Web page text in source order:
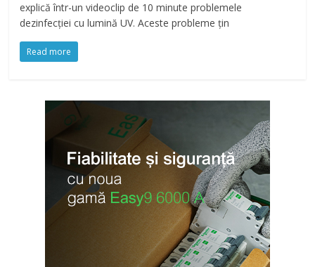
explică într-un videoclip de 10 minute problemele
dezinfecției cu lumină UV. Aceste probleme țin
Read more